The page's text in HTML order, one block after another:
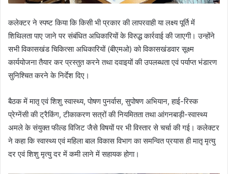
कलेक्टर ने स्पष्ट किया कि किसी भी प्रकार की लापरवाही या लक्ष्य पूर्ति में
शिथिलता पाए जाने पर संबंधित अधिकारियों के विरुद्ध कार्रवाई की जाएगी। उन्होंने
सभी विकासखंड चिकित्सा अधिकारियों (बीएमओ) को विकासखंडवार सूक्ष्म
कार्ययोजना तैयार कर प्रस्तुत करने तथा दवाइयों की उपलब्धता एवं पर्याप्त भंडारण
सुनिश्चित करने के निर्देश दिए।
बैठक में मातृ एवं शिशु स्वास्थ्य, पोषण पुनर्वास, सुपोषण अभियान, हाई-रिस्क
प्रेग्नेंसी की ट्रैकिंग, टीकाकरण सत्रों की नियमितता तथा आंगनबाड़ी-स्वास्थ्य
अमले के संयुक्त फील्ड विजिट जैसे विषयों पर भी विस्तार से चर्चा की गई। कलेक्टर
ने कहा कि स्वास्थ्य एवं महिला बाल विकास विभाग का समन्वित प्रयास ही मातृ मृत्यु
दर एवं शिशु मृत्यु दर में कमी लाने में सहायक होगा।